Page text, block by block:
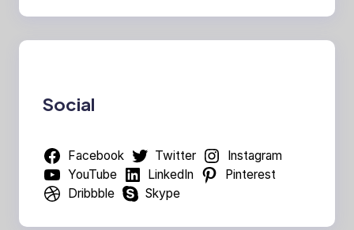
Social
Facebook Twitter
Instagram
YouTube
LinkedIn
Pinterest
Dribbble
Skype